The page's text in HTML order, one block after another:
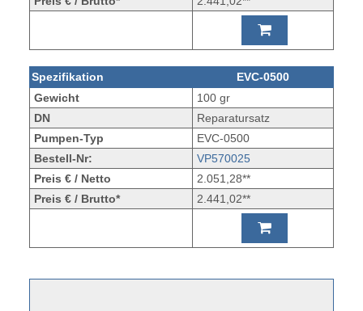
Spezifikation
EVC-0500
Gewicht
100 gr
DN
Reparatursatz
Pumpen-Typ
EVC-0500
Bestell-Nr:
VP570025
Preis € / Netto
2.051,28**
Preis € / Brutto*
2.441,02**